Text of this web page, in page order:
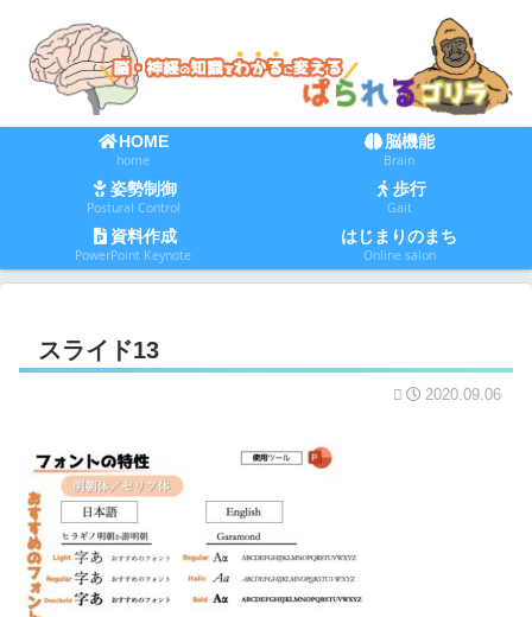
HOME
home
脳機能
Brain
姿勢制御
Postural Control
歩行
Gait
資料作成
PowerPoint Keynote
はじまりのまち
Online salon
スライド13
2020.09.06